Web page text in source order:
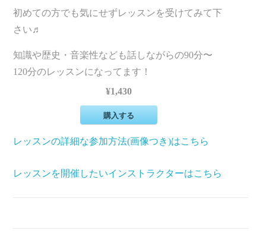
初めての方でも気にせずレッスンを受けてみて下
さい♬
知識や歴史・音楽性なども話しながらの90分〜
120分のレッスンになってます！
¥1,430
購入する
レッスンの詳細な参加方法(画像つき)はこちら
レッスンを開催したいインストラクターはこちら